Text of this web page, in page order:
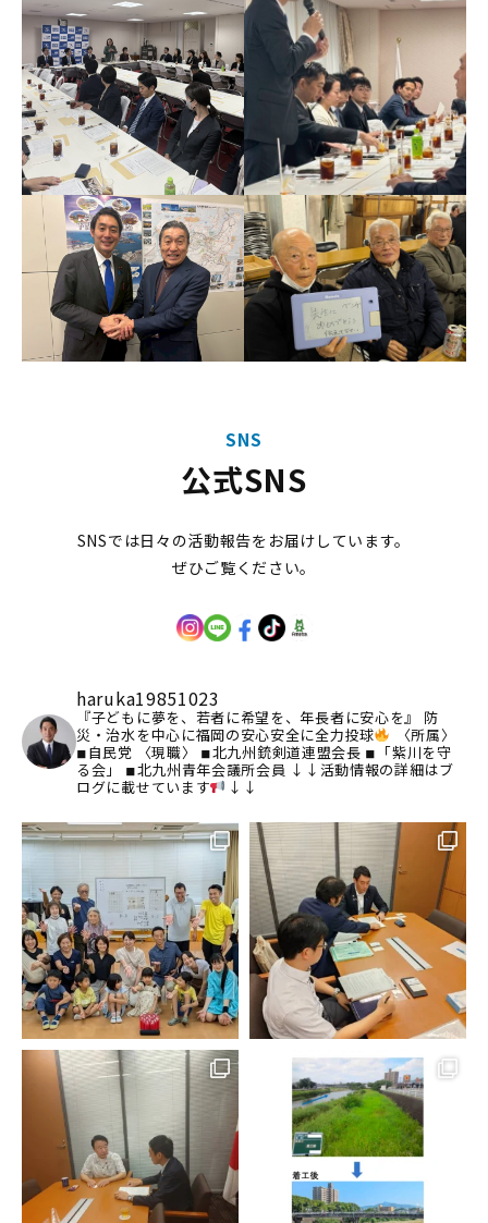
SNS
公式SNS
SNSでは日々の活動報告をお届けしています。
ぜひご覧ください。
haruka19851023
『子どもに夢を、若者に希望を、年長者に安心を』
防
災・治水を中心に福岡の安心安全に全力投球
〈所属〉
◾︎自民党 〈現職〉 ◾︎北九州銃剣道連盟会長 ◾︎「紫川を守
る会」
◾︎北九州青年会議所会員 ↓↓活動情報の詳細はブ
ログに載せています
↓↓